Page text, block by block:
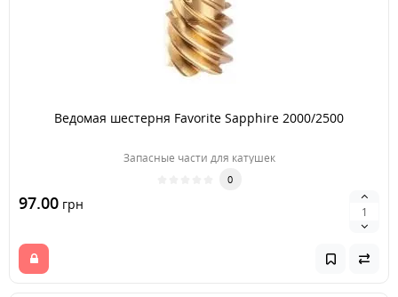
Ведомая шестерня Favorite Sapphire 2000/2500
Запасные части для катушек
0
97.00 грн